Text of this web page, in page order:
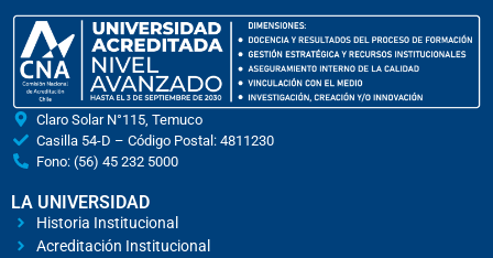
Claro Solar N°115, Temuco
Casilla 54-D – Código Postal: 4811230
Fono: (56) 45 232 5000
LA UNIVERSIDAD
Historia Institucional
Acreditación Institucional